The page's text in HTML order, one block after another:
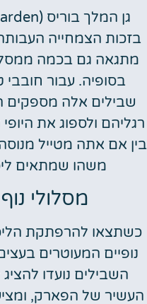
בזכות הצמחייה
מתגאה גם בכמה
בסופיה. עבור
שבילים אלה מספקים
רגליהם ולספוג את
בין אם אתה מטייל
משהו שמתאים
מסלולי
כשתצאו להרפתקת
נופיים המעוטרים
השבילים נועדו להציג
העשיר של הפארק,